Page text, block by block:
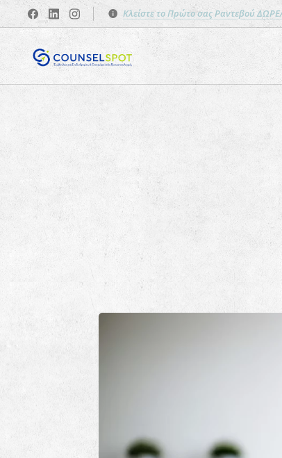
Κλείστε το Πρώτο σας Ραντεβού